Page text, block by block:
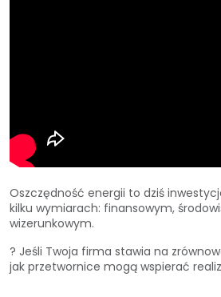
Oszczędność energii to dziś
kilku wymiarach: finansowym,
wizerunkowym.
? Jeśli Twoja firma stawia na
jak przetwornice mogą wspierać